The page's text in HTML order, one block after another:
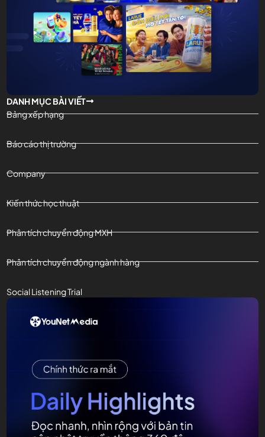
DANH MỤC BÀI VIẾT
Bảng xếp hạng
Báo cáo thị trường
Company
Kiến thức học thuật
Phân tích chuyển động MXH
Phân tích chuyển động ngành hàng
Social Listening Trial